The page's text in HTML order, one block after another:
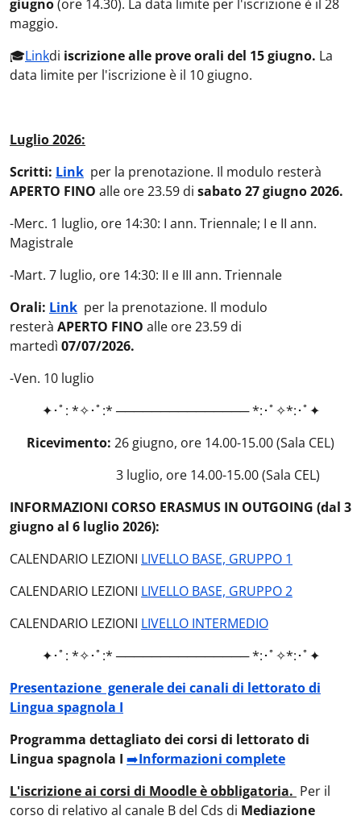
giugno(ore 14.30). La data limite per l'iscrizione è il 28
maggio.
🎓Linkdi iscrizione alle prove orali del 15 giugno. La
data limite per l'iscrizione è il 10 giugno.
Luglio 2026:
Scritti: Link per la prenotazione. Il modulo resterà
APERTO FINO alle ore 23.59 di sabato 27 giugno 2026.
-Merc. 1 luglio, ore 14:30: I ann. Triennale; I e II ann.
Magistrale
-Mart. 7 luglio, ore 14:30: II e III ann. Triennale
Orali: Link per la prenotazione. Il modulo
resterà APERTO FINO alle ore 23.59 di
martedì 07/07/2026.
-Ven. 10 luglio
✦･ﾟ: *✧･ﾟ:* ─────────────── *:･ﾟ✧*:･ﾟ✦
Ricevimento: 26 giugno, ore 14.00-15.00 (Sala CEL)
3 luglio, ore 14.00-15.00 (Sala CEL)
INFORMAZIONI CORSO ERASMUS IN OUTGOING (dal 3
giugno al 6 luglio 2026):
CALENDARIO LEZIONI LIVELLO BASE, GRUPPO 1
CALENDARIO LEZIONI LIVELLO BASE, GRUPPO 2
CALENDARIO LEZIONI LIVELLO INTERMEDIO
✦･ﾟ: *✧･ﾟ:* ─────────────── *:･ﾟ✧*:･ﾟ✦
Presentazione generale dei canali di lettorato di
Lingua spagnola I
Programma dettagliato dei corsi di lettorato di
Lingua spagnola I ➡️Informazioni complete
L'iscrizione ai corsi di Moodle è obbligatoria. Per il
corso di relativo al canale B del Cds di Mediazione